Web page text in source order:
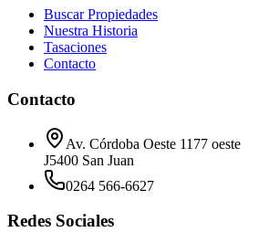
Buscar Propiedades
Nuestra Historia
Tasaciones
Contacto
Contacto
Av. Córdoba Oeste 1177 oeste
J5400 San Juan
0264 566-6627
Redes Sociales